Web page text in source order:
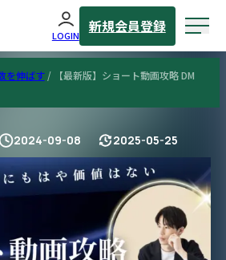
LOGIN 新規会員登録
を伸ばす /【最新版】ショート動画攻略 DM
2024-09-08 2025-05-25